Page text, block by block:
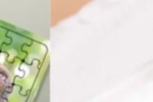
Tarım & Hayvancılık
Dernekler ve Birlikler